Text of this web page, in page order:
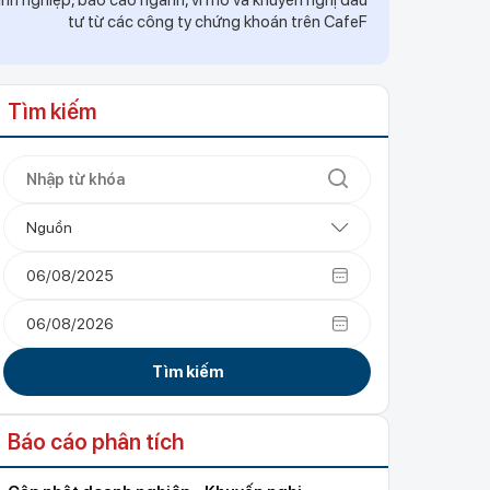
tư từ các công ty chứng khoán trên CafeF
Tìm kiếm
Nguồn
Tìm kiếm
Báo cáo phân tích